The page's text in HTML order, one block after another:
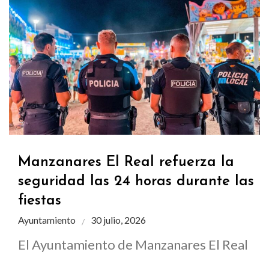
Manzanares El Real refuerza la
seguridad las 24 horas durante las
fiestas
Ayuntamiento 30 julio, 2026
El Ayuntamiento de Manzanares El Real